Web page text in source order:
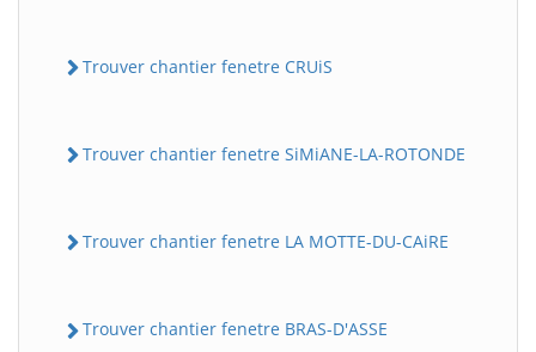
Trouver chantier fenetre CRUiS
Trouver chantier fenetre SiMiANE-LA-ROTONDE
Trouver chantier fenetre LA MOTTE-DU-CAiRE
Trouver chantier fenetre BRAS-D'ASSE